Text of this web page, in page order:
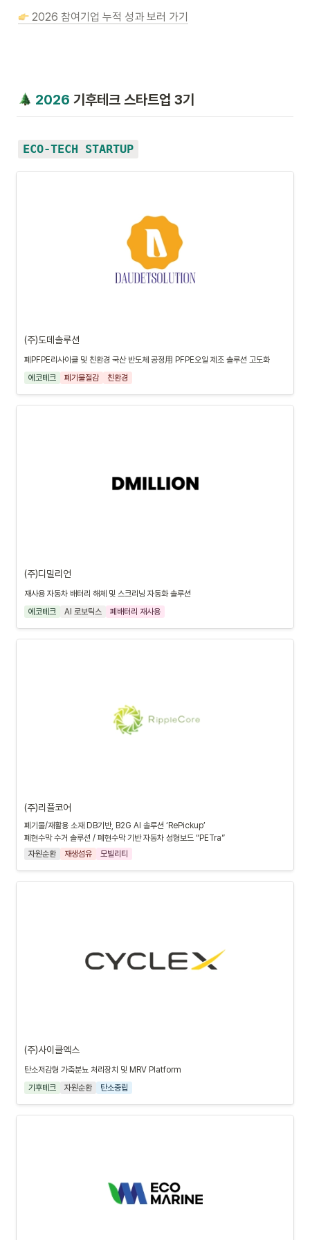
2026 참여기업 누적 성과 보러 가기
2026 기후테크 스타트업 3기
ECO-TECH STARTUP
(주)도데솔루션
폐PFPE리사이클 및 친환경 국산 반도체 공정用 PFPE오일 제조 솔루션 고도화
에코테크
폐기물절감 친환경
(주)디밀리언
재사용 자동차 배터리 해체 및 스크리닝 자동화 솔루션
에코테크
AI 로보틱스 폐배터리 재사용
(주)리플코어
폐기물/재활용 소재 DB기반, B2G AI 솔루션 ‘RePickup’
폐현수막 수거 솔루션 / 폐현수막 기반 자동차 성형보드 “PETra”
자원순환
재생섬유 모빌리티
(주)사이클엑스
탄소저감형 가축분뇨 처리장치 및 MRV Platform
기후테크
자원순환 탄소중립